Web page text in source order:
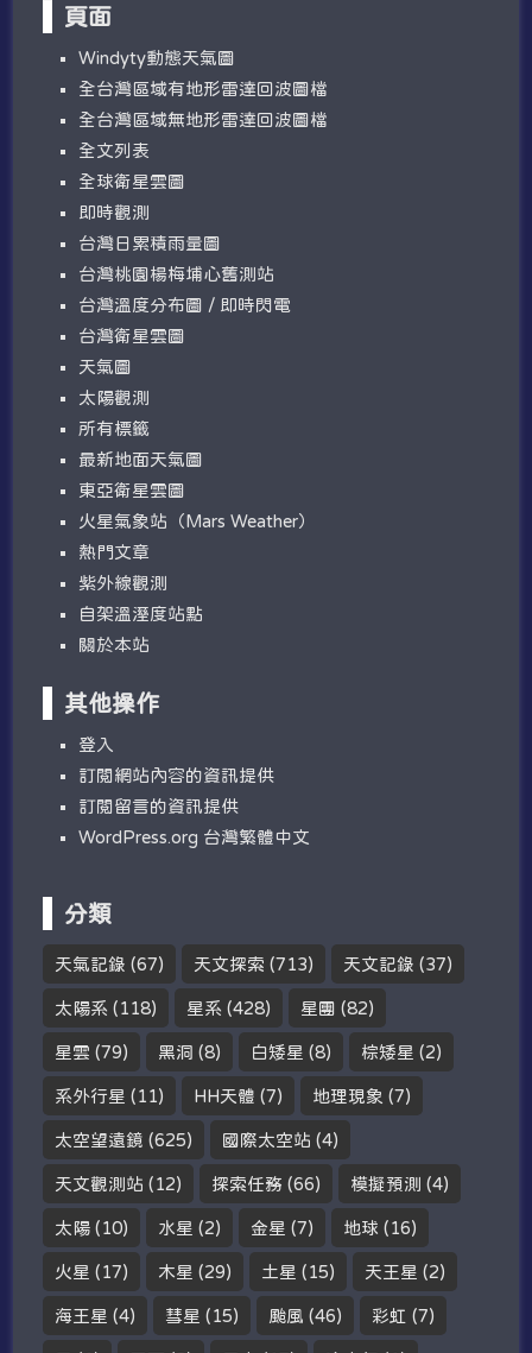
頁面
W​​indyty動態天氣圖
全台灣區域有地形雷達回波圖檔
全台灣區域無地形雷達回波圖檔
全文列表
全球衛星雲圖
即時觀測
台灣日累積雨量圖
台灣桃園楊梅埔心舊測站
台灣溫度分布圖 / 即時閃電
台灣衛星雲圖
天氣圖
太陽觀測
所有標籤
最新地面天氣圖
東亞衛星雲圖
火星氣象站（Mars Weather）
熱門文章
紫外線觀測
自架溫溼度站點
關於本站
其他操作
登入
訂閱網站內容的資訊提供
訂閱留言的資訊提供
WordPress.org 台灣繁體中文
分類
天氣記錄 (67) 天文探索 (713) 天文記錄 (37)
太陽系 (118) 星系 (428) 星團 (82)
星雲 (79) 黑洞 (8) 白矮星 (8) 棕矮星 (2)
系外行星 (11) HH天體 (7) 地理現象 (7)
太空望遠鏡 (625) 國際太空站 (4)
天文觀測站 (12) 探索任務 (66) 模擬預測 (4)
太陽 (10) 水星 (2) 金星 (7) 地球 (16)
火星 (17) 木星 (29) 土星 (15) 天王星 (2)
海王星 (4) 彗星 (15) 颱風 (46) 彩虹 (7)